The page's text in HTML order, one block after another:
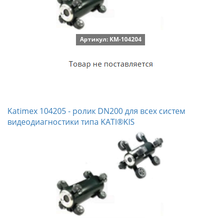
Артикул: KM-104204
Katimex 104205 - ролик DN200 для всех систем
видеодиагностики типа KATI®KIS